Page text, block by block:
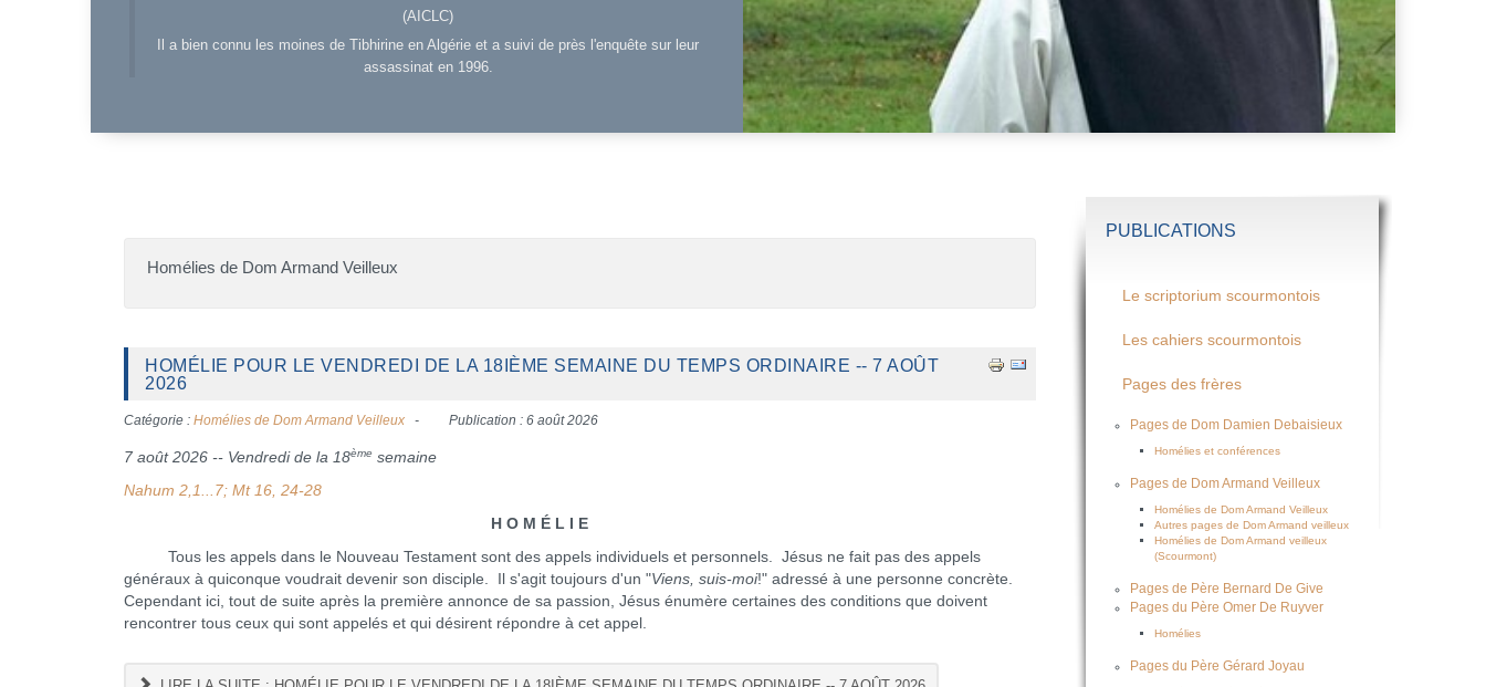
(AICLC)
Il a bien connu les moines de Tibhirine en Algérie et a suivi de près l'enquête sur leur
assassinat en 1996.
Homélies de Dom Armand Veilleux
HOMÉLIE POUR LE VENDREDI DE LA 18IÈME SEMAINE DU TEMPS ORDINAIRE -- 7 AOÛT
2026
Catégorie : Homélies de Dom Armand Veilleux Publication : 6 août 2026
7 août 2026 -- Vendredi de la 18ème semaine
Nahum 2,1...7; Mt 16, 24-28
H O M É L I E
Tous les appels dans le Nouveau Testament sont des appels individuels et personnels. Jésus ne fait pas des appels
généraux à quiconque voudrait devenir son disciple. Il s'agit toujours d'un "Viens, suis-moi!" adressé à une personne concrète.
Cependant ici, tout de suite après la première annonce de sa passion, Jésus énumère certaines des conditions que doivent
rencontrer tous ceux qui sont appelés et qui désirent répondre à cet appel.
PUBLICATIONS
Le scriptorium scourmontois
Les cahiers scourmontois
Pages des frères
Pages de Dom Damien Debaisieux
Homélies et conférences
Pages de Dom Armand Veilleux
Homélies de Dom Armand Veilleux
Autres pages de Dom Armand veilleux
Homélies de Dom Armand veilleux
(Scourmont)
Pages de Père Bernard De Give
Pages du Père Omer De Ruyver
Homélies
Pages du Père Gérard Joyau